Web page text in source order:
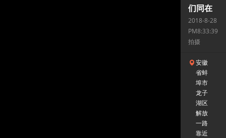
们同在
2018-8-28
PM8:33:39
拍摄
安徽
省蚌
埠市
龙子
湖区
解放
一路
靠近